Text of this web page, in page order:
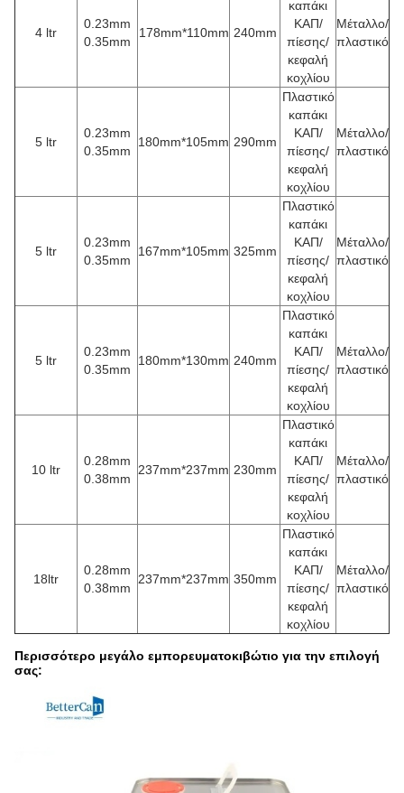
4 ltr
0.23mm
0.35mm
178mm*110mm 240mm
καπάκι
ΚΑΠ/
πίεσης/
κεφαλή
κοχλίου
Μέταλλο/
πλαστικό
5 ltr
0.23mm
0.35mm
180mm*105mm 290mm
Πλαστικό
καπάκι
ΚΑΠ/
πίεσης/
κεφαλή
κοχλίου
Μέταλλο/
πλαστικό
5 ltr
0.23mm
0.35mm
167mm*105mm 325mm
Πλαστικό
καπάκι
ΚΑΠ/
πίεσης/
κεφαλή
κοχλίου
Μέταλλο/
πλαστικό
5 ltr
0.23mm
0.35mm
180mm*130mm 240mm
Πλαστικό
καπάκι
ΚΑΠ/
πίεσης/
κεφαλή
κοχλίου
Μέταλλο/
πλαστικό
10 ltr
0.28mm
0.38mm
237mm*237mm 230mm
Πλαστικό
καπάκι
ΚΑΠ/
πίεσης/
κεφαλή
κοχλίου
Μέταλλο/
πλαστικό
18ltr
0.28mm
0.38mm
237mm*237mm 350mm
Πλαστικό
καπάκι
ΚΑΠ/
πίεσης/
κεφαλή
κοχλίου
Μέταλλο/
πλαστικό
Περισσότερο μεγάλο εμπορευματοκιβώτιο για την επιλογή
σας: